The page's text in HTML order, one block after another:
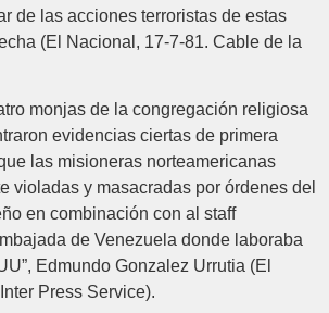
de las acciones terroristas de estas
(El Nacional, 17-7-81. Cable de la
monjas de la congregación religiosa
evidencias ciertas de primera
las misioneras norteamericanas
violadas y masacradas por órdenes del
en combinación con al staff
de Venezuela donde laboraba
Edmundo Gonzalez Urrutia (El
Press Service).